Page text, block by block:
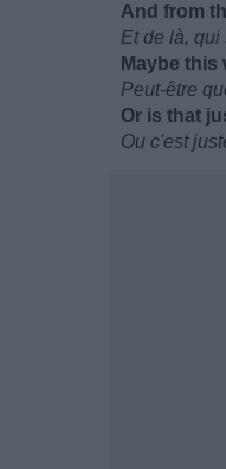
And from
Et de là, qui
Maybe this
Peut-être
Or is that
Ou c'est